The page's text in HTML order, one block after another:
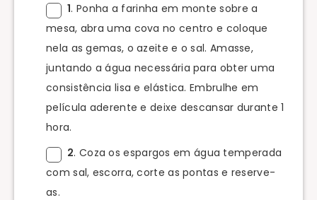
1. Ponha a farinha em monte sobre a
mesa, abra uma cova no centro e coloque
nela as gemas, o azeite e o sal. Amasse,
juntando a água necessária para obter uma
consistência lisa e elástica. Embrulhe em
película aderente e deixe descansar durante 1
hora.
2. Coza os espargos em água temperada
com sal, escorra, corte as pontas e reserve-
as.